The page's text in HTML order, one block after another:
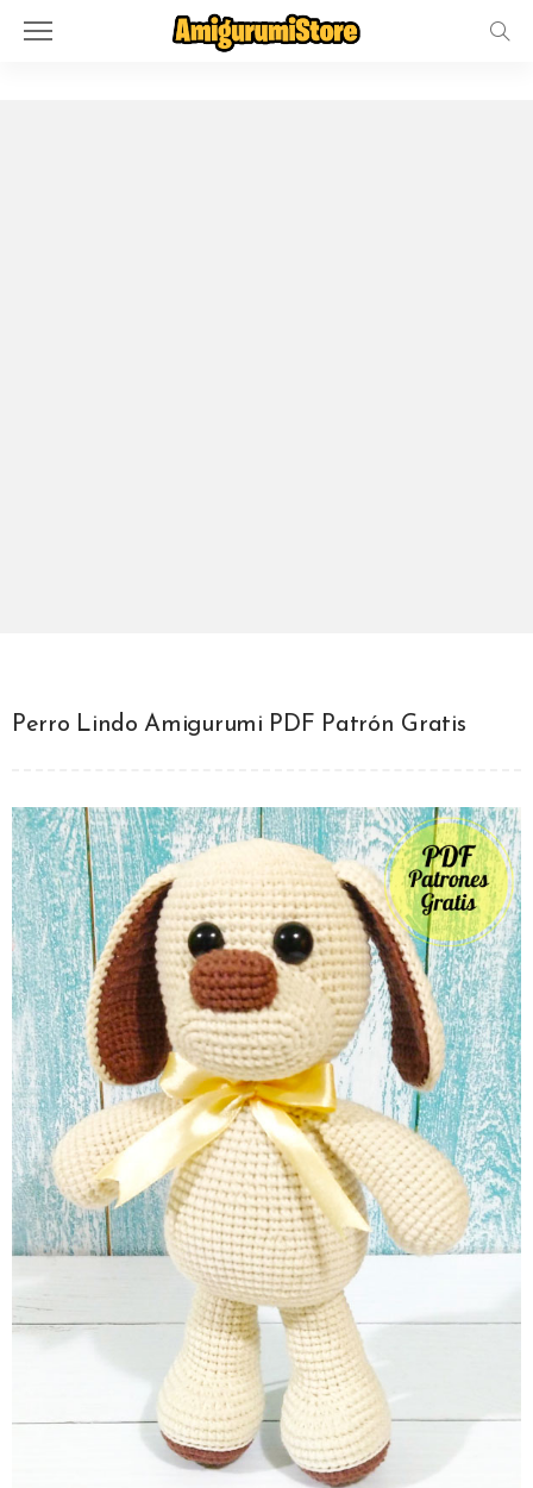
Perro Lindo Amigurumi PDF Patrón Gratis